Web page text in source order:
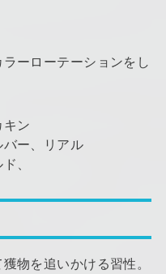
ーローテーションをし
キン
バー、リアル
、
物を追いかける習性。